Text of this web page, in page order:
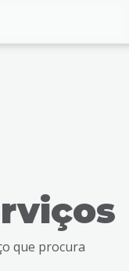
que procura